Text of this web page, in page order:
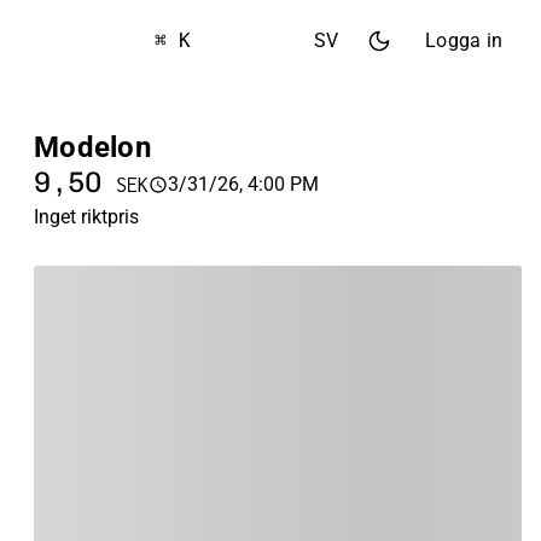
⌘ K SV Logga in
Modelon
9,50 SEK
3/31/26, 4:00 PM
Inget riktpris